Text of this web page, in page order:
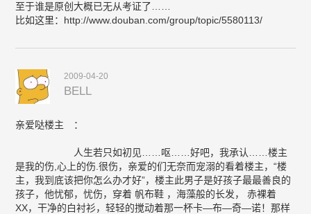
至于谁是原创大概已无从考证了……
比如这里：http://www.douban.com/group/topic/5580113/
2009-04-20
BELL
亲爱哒楼主 ：
人生若只如初见……呕……好吧，我承认……楼主
是我的伤,心上的伤.很伤，亲爱的们无奈而宠溺的看着楼主，“楼
主，我到底该把你怎么办才好”，楼主此男子是好孩子最最善良的
孩子，他忧郁，忧伤，穿着 帆布鞋 ，海藻般的长发， 赤裸着
XX，干净的白衬衫，轻轻的搅动着那一杯卡—布—奇—诺！那样